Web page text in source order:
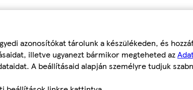
azonosítókat tárolunk a készülékeden, és
illetve ugyanezt bármikor megteheted az
A beállításaid alapján személyre tudjuk